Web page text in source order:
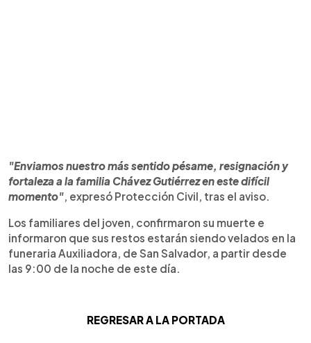
"Enviamos nuestro más sentido pésame, resignación y
fortaleza a la familia Chávez Gutiérrez en este difícil
momento", expresó Protección Civil, tras el aviso.
Los familiares del joven, confirmaron su muerte e
informaron que sus restos estarán siendo velados en la
funeraria Auxiliadora, de San Salvador, a partir desde
las 9:00 de la noche de este día.
REGRESAR A LA PORTADA